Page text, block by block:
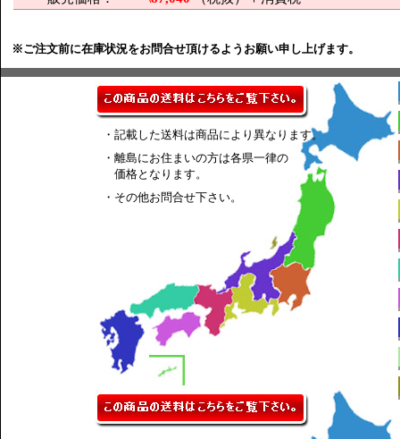
※ご注文前に在庫状況をお問合せ頂けるようお願い申し上げます。
・記載した送料は商品により異なります。
・離島にお住まいの方は各県一律の
価格となります。
・その他お問合せ下さい。